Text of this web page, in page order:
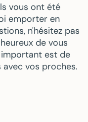
vous ont été
emporter en
n'hésitez pas
de vous
important est de
vos proches.